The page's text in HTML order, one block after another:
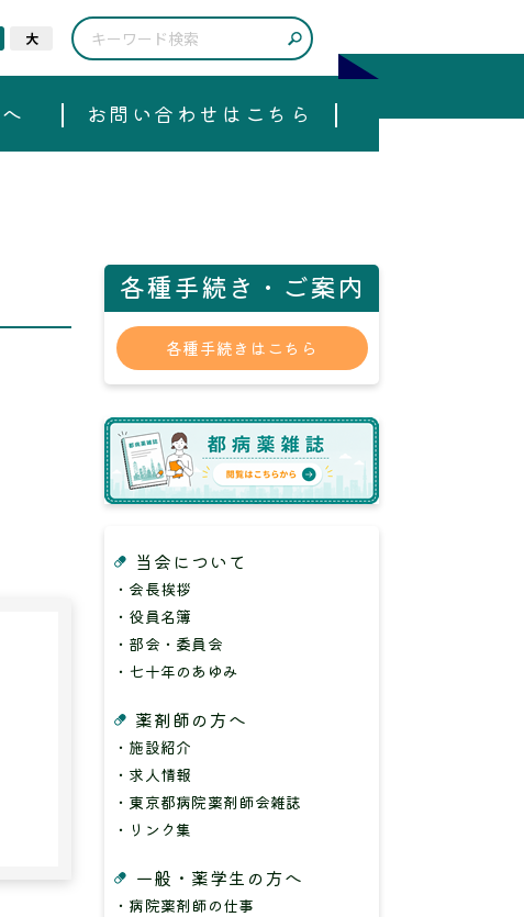
大
お問い合わせはこちら
各種手続き・ご案内
各種手続きはこちら
当会について
・会長挨拶
・役員名簿
・部会・委員会
・七十年のあゆみ
薬剤師の方へ
・施設紹介
・求人情報
・東京都病院薬剤師会雑誌
・リンク集
一般・薬学生の方へ
・病院薬剤師の仕事